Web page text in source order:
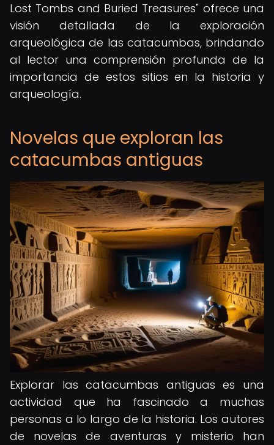
Lost Tombs and Buried Treasures" ofrece una
visión detallada de la exploración
arqueológica de las catacumbas, brindando
al lector una comprensión profunda de la
importancia de estos sitios en la historia y
arqueología.
Novelas que exploran las
catacumbas antiguas
Explorar las catacumbas antiguas es una
actividad que ha fascinado a muchas
personas a lo largo de la historia. Los autores
de novelas de aventuras y misterio han